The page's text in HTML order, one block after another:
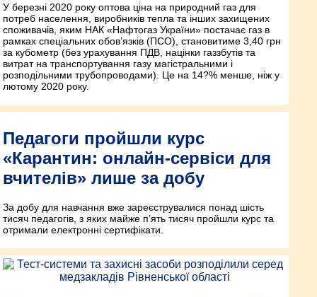
У березні 2020 року оптова ціна на природний газ для
потреб населення, виробників тепла та інших захищених
споживачів, яким НАК «Нафтогаз України» постачає газ в
рамках спеціальних обов’язків (ПСО), становитиме 3,40 грн
за кубометр (без урахування ПДВ, націнки газзбутів та
витрат на транспортування газу магістральними і
розподільними трубопроводами). Це на 14?% менше, ніж у
лютому 2020 року.
Педагоги пройшли курс
«Карантин: онлайн-сервіси для
вчителів» лише за добу
За добу для навчання вже зареєструвалися понад шість
тисяч педагогів, з яких майже п’ять тисяч пройшли курс та
отримали електронні сертифікати.